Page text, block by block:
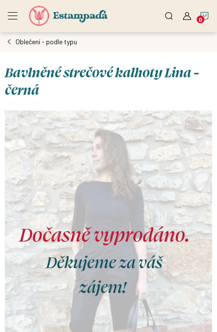
Oblečení - podle typu
Bavlněné strečové kalhoty Lina -
černá